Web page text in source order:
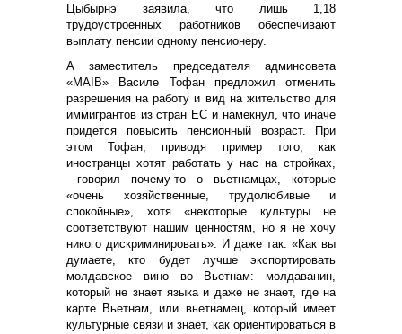
Цыбырнэ заявила, что лишь 1,18
трудоустроенных работников обеспечивают
выплату пенсии одному пенсионеру.
А заместитель председателя админсовета
«MAIB» Василе Тофан предложил отменить
разрешения на работу и вид на жительство для
иммигрантов из стран ЕС и намекнул, что иначе
придется повысить пенсионный возраст. При
этом Тофан, приводя пример того, как
иностранцы хотят работать у нас на стройках,
говорил почему-то о вьетнамцах, которые
«очень хозяйственные, трудолюбивые и
спокойные», хотя «некоторые культуры не
соответствуют нашим ценностям, но я не хочу
никого дискриминировать». И даже так: «Как вы
думаете, кто будет лучше экспортировать
молдавское вино во Вьетнам: молдаванин,
который не знает языка и даже не знает, где на
карте Вьетнам, или вьетнамец, который имеет
культурные связи и знает, как ориентироваться в